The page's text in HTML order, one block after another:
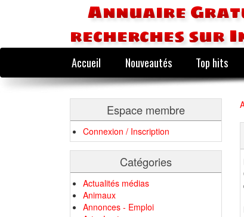
Annuaire
recherches sur
Accueil Nouveautés Top hits
Espace membre
Connexion / Inscription
Catégories
Actualités médias
Animaux
Annonces - Emploi